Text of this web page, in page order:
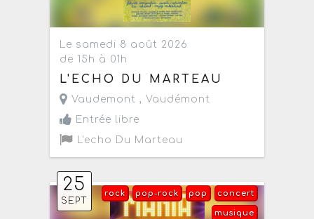
Le samedi 8 août 2026
de 15h à 01h
L'ECHO DU MARTEAU
Vaudemont , Vaudémont
Entrée libre
L'echo Du Marteau
25
SEPT
concert
pop
pop-rock
rock
musique